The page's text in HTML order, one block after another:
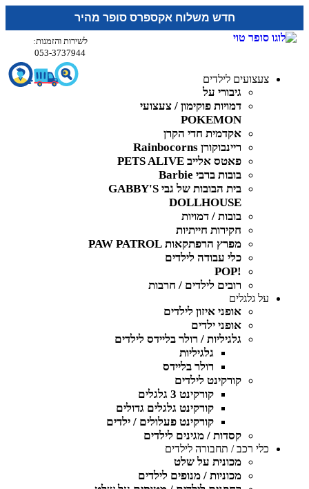
חדש משלוח אקספרס סופר מהיר
לשירות והזמנות:
053-3737944
צעצועים לילדים
גיבורי על
דמויות פוקימון / צעצועי
POKEMON
אקדמית חדי הקרן
ריינבוקורן Rainbocorns
פאטס אלייב PETS ALIVE
בובות ברבי Barbie
בית הבובות של גבי GABBY'S
DOLLHOUSE
בובות / דמויות
חקירות חייתיות
מפרץ הרפתקאות PAW PATROL
כלי עבודה לילדים
!POP
רובים לילדים / חרבות
על גלגלים
אופני איזון לילדים
אופני ילדים
גלגיליות / רולר בליידס לילדים
גלגיליות
רולר בליידס
קורקינט לילדים
קורקינט 3 גלגלים
קורקינט גלגלים גדולים
קורקינט פעלולים / ילדים
קסדות / מגינים לילדים
כלי רכב / תחבורה לילדים
מכונית על שלט
מכוניות / מנופים לילדים